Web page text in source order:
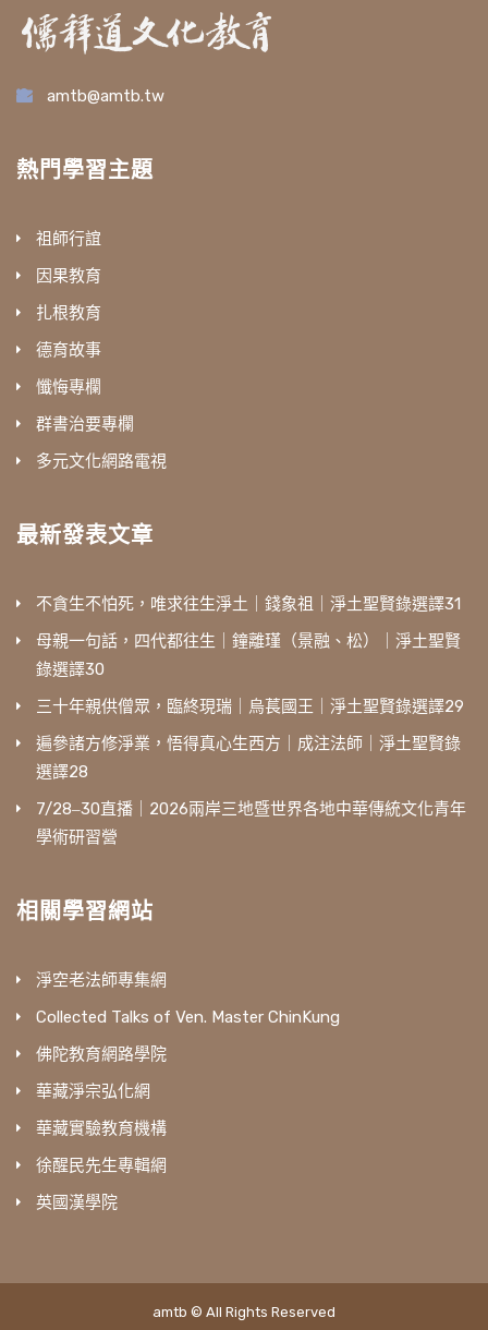
amtb@amtb.tw
熱門學習主題
祖師行誼
因果教育
扎根教育
德育故事
懺悔專欄
群書治要專欄
多元文化網路電視
最新發表文章
不貪生不怕死，唯求往生淨土｜錢象祖｜淨土聖賢錄選譯31
母親一句話，四代都往生｜鐘離瑾（景融、松）｜淨土聖賢
錄選譯30
三十年親供僧眾，臨終現瑞｜烏萇國王｜淨土聖賢錄選譯29
遍參諸方修淨業，悟得真心生西方｜成注法師｜淨土聖賢錄
選譯28
7/28‒30直播｜2026兩岸三地暨世界各地中華傳統文化青年
學術研習營
相關學習網站
淨空老法師專集網
Collected Talks of Ven. Master ChinKung
佛陀教育網路學院
華藏淨宗弘化網
華藏實驗教育機構
徐醒民先生專輯網
英國漢學院
amtb © All Rights Reserved